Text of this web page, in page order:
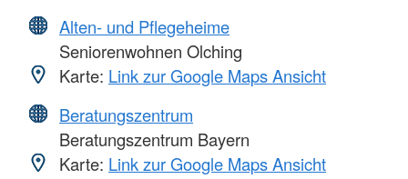
Alten- und Pflegeheime
Seniorenwohnen Olching
Karte: Link zur Google Maps Ansicht
Beratungszentrum
Beratungszentrum Bayern
Karte: Link zur Google Maps Ansicht